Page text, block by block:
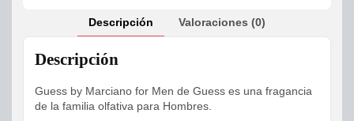
Descripción Valoraciones (0)
Descripción
Guess by Marciano for Men de Guess es una fragancia
de la familia olfativa para Hombres.